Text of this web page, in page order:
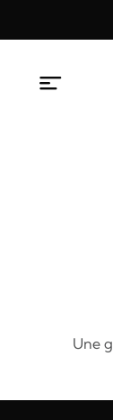
Une